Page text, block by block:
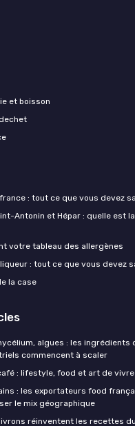
et boisson
: tout ce que vous devez
Antonin et Hépar : quelle est
votre tableau des allergènes
: tout ce que vous devez
la case
algues : les ingrédients
commencent à scaler
: lifestyle, food et art de
: les exportateurs food
le mix géographique
réinventent les recettes